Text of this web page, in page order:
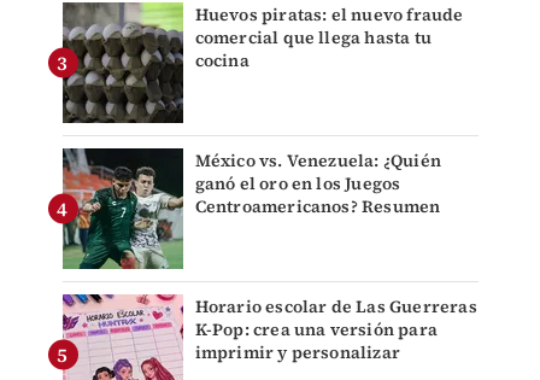
Huevos piratas: el nuevo fraude
comercial que llega hasta tu
cocina
México vs. Venezuela: ¿Quién
ganó el oro en los Juegos
Centroamericanos? Resumen
Horario escolar de Las Guerreras
K-Pop: crea una versión para
imprimir y personalizar